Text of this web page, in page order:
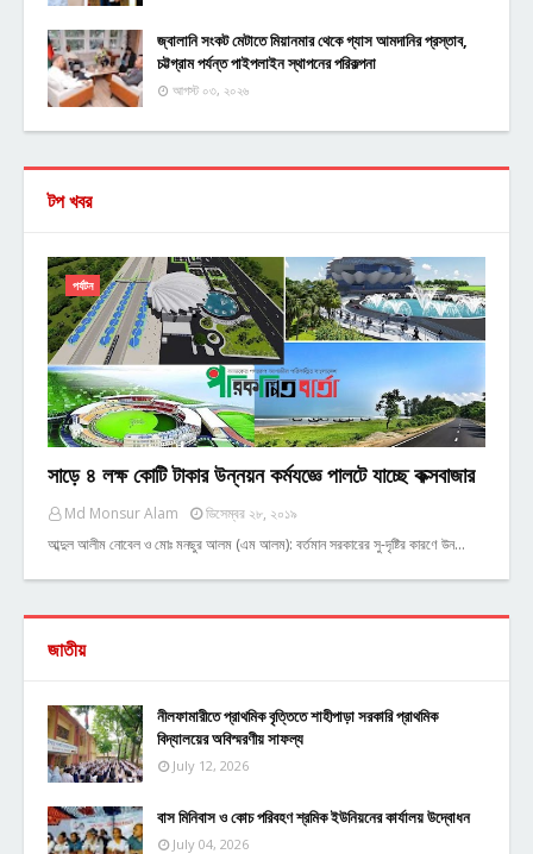
জ্বালানি সংকট মেটাতে মিয়ানমার থেকে গ্যাস আমদানির প্রস্তাব,
চট্টগ্রাম পর্যন্ত পাইপলাইন স্থাপনের পরিকল্পনা
আগস্ট ০৩, ২০২৬
টপ খবর
পর্যটন
সাড়ে ৪ লক্ষ কোটি টাকার উন্নয়ন কর্মযজ্ঞে পালটে যাচ্ছে কক্সবাজার
Md Monsur Alam
ডিসেম্বর ২৮, ২০১৯
আব্দুল আলীম নোবেল ও মোঃ মনছুর আলম (এম আলম): বর্তমান সরকারের সু-দৃষ্টির কারণে উন…
জাতীয়
নীলফামারীতে প্রাথমিক বৃত্তিতে শাহীপাড়া সরকারি প্রাথমিক
বিদ্যালয়ের অবিস্মরণীয় সাফল্য
July 12, 2026
বাস মিনিবাস ও কোচ পরিবহণ শ্রমিক ইউনিয়নের কার্যালয় উদ্বোধন
July 04, 2026